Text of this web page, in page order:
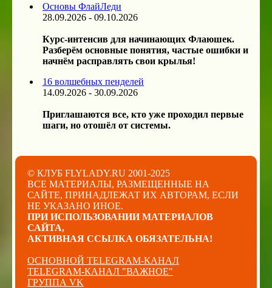
Основы ФлайЛеди
28.09.2026 - 09.10.2026
Курс-интенсив для начинающих Флаюшек.
Разберём основные понятия, частые ошибки и
начнём расправлять свои крылья!
16 волшебных пенделей
14.09.2026 - 30.09.2026
Приглашаются все, кто уже проходил первые
шаги, но отошёл от системы.
© КЛУБ FLYLADY.RU 2001-2025
ВСЕ МАТЕРИАЛЫ, РАЗМЕЩЕННЫЕ НА
САЙТЕ, ПРИНАДЛЕЖАТ ИХ АВТОРАМ, ЕСЛИ
НЕ УКАЗАНО ИНОЕ.
ПРИ ИСПОЛЬЗОВАНИИ МАТЕРИАЛОВ
САЙТА,
АКТИВНАЯ ССЫЛКА ОБЯЗАТЕЛЬНА!
ОСНОВНОЙ TELEGRAM-КАНАЛ
TELEGRAM-КАНАЛ "ВАЖНОЕ"
ГРУППА VK